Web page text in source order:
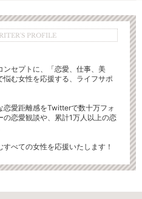
PROFILE
ンセプトに、「恋愛、仕事、美
む女性を応援する、ライフサポ
愛距離感をTwitterで数十万フォ
の恋愛観談や、累計1万人以上の恋
べての女性を応援いたします！